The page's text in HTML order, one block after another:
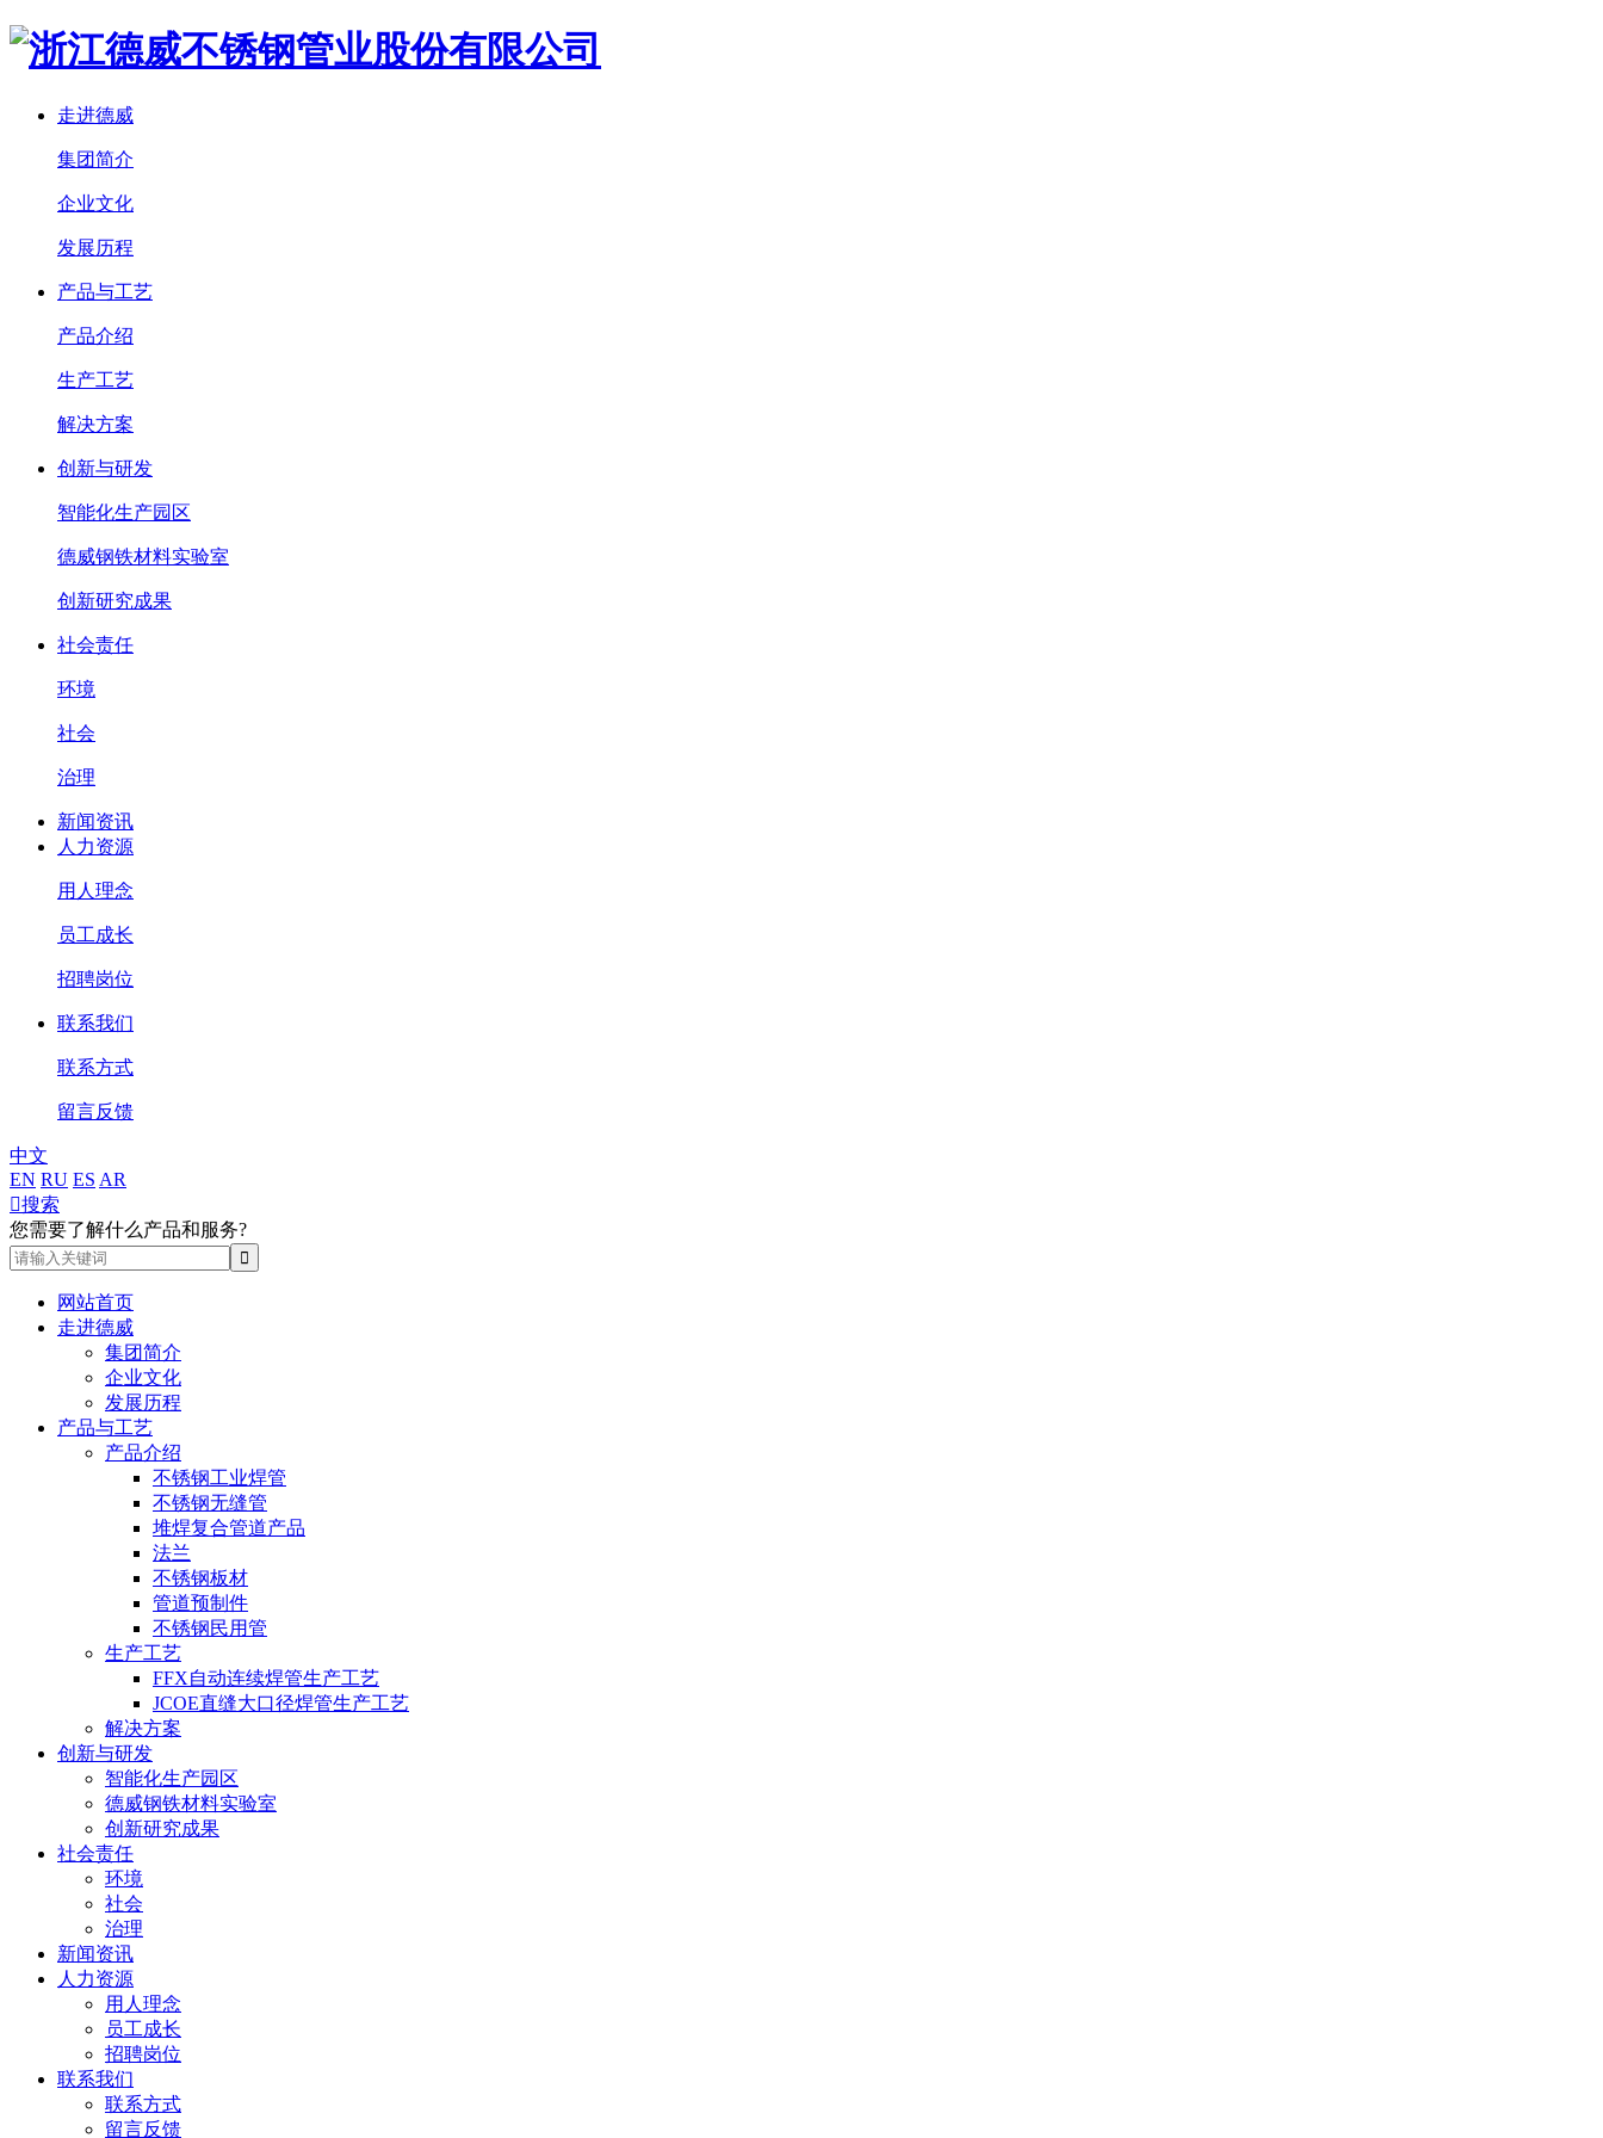
走进德威
集团简介
企业文化
发展历程
产品与工艺
产品介绍
生产工艺
解决方案
创新与研发
智能化生产园区
德威钢铁材料实验室
创新研究成果
社会责任
环境
社会
治理
新闻资讯
人力资源
用人理念
员工成长
招聘岗位
联系我们
联系方式
留言反馈
中文
EN RU ES AR
搜索
您需要了解什么产品和服务?
网站首页
走进德威
集团简介
企业文化
发展历程
产品与工艺
产品介绍
不锈钢工业焊管
不锈钢无缝管
堆焊复合管道产品
法兰
不锈钢板材
管道预制件
不锈钢民用管
生产工艺
FFX自动连续焊管生产工艺
JCOE直缝大口径焊管生产工艺
解决方案
创新与研发
智能化生产园区
德威钢铁材料实验室
创新研究成果
社会责任
环境
社会
治理
新闻资讯
人力资源
用人理念
员工成长
招聘岗位
联系我们
联系方式
留言反馈